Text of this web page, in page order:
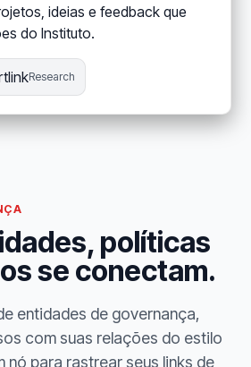
ideias e feedback que
do Instituto.
Research
políticas
se conectam.
entidades de governança,
com suas relações do estilo
nó para rastrear seus links de